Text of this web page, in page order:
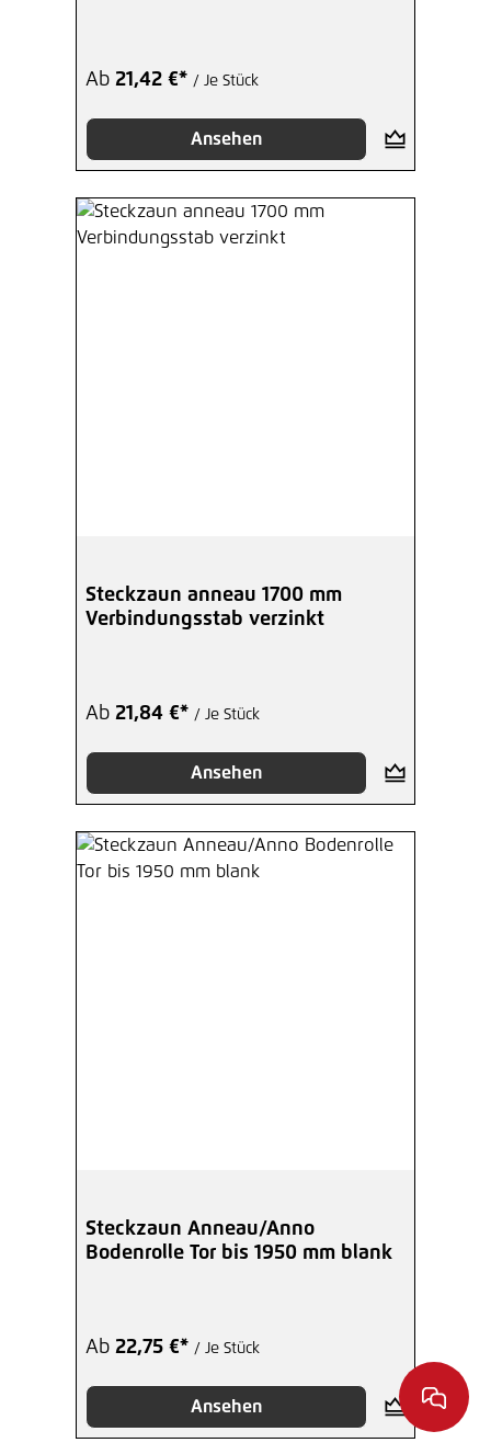
Ab 21,42 €* / Je Stück
Ansehen
Steckzaun anneau 1700 mm
Verbindungsstab verzinkt
Ab 21,84 €* / Je Stück
Ansehen
Steckzaun Anneau/Anno
Bodenrolle Tor bis 1950 mm blank
Ab 22,75 €* / Je Stück
Ansehen